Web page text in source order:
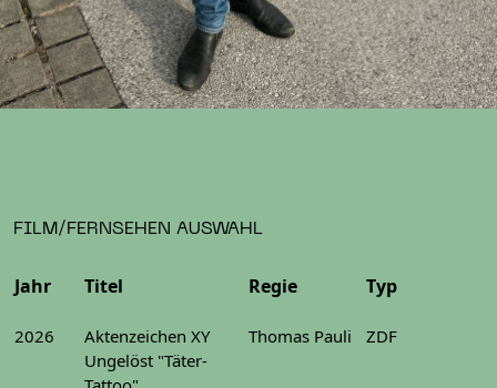
FILM/FERNSEHEN AUSWAHL
Jahr Titel Regie Typ
2026
Aktenzeichen XY
Ungelöst "Täter-
Thomas Pauli ZDF